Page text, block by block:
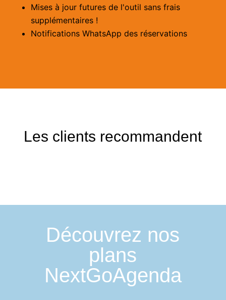
Mises à jour futures de l'outil sans frais
supplémentaires !
Notifications WhatsApp des réservations
Les clients recommandent
Découvrez nos
plans
NextGoAgenda